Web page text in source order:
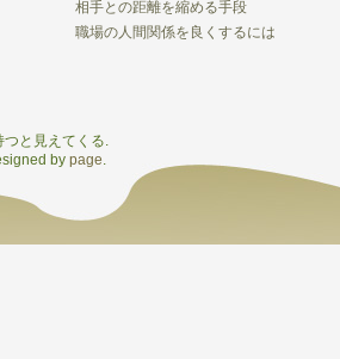
相手との距離を縮める手段
職場の人間関係を良くするには
と見えてくる.
by page.